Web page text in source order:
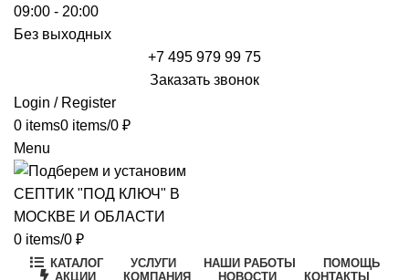
09:00 - 20:00
Без выходных
+7 495 979 99 75
Заказать звонок
Login / Register
0 items0 items/0 ₽
Menu
0 items/0 ₽
КАТАЛОГ УСЛУГИ НАШИ РАБОТЫ
ПОМОЩЬ
АКЦИИ
КОМПАНИЯ НОВОСТИ КОНТАКТЫ